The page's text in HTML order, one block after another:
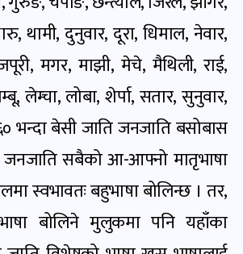
थामी, दुनुवार, दूरा, धिमाल, नेवार,
मगर, माझी, मेचे, मैथिली, राई,
लेम्चा, लोबा, शेर्पा, सतार, सुनुवार,
भन्दा बेसी जाति जनजाति बसोबास
जनजाति सबैको आ-आफ्नो मातृभाषा
स्वभावतः बहुभाषा बोलिन्छ । तर,
बोलिने मुलुकमा पनि यहाँका